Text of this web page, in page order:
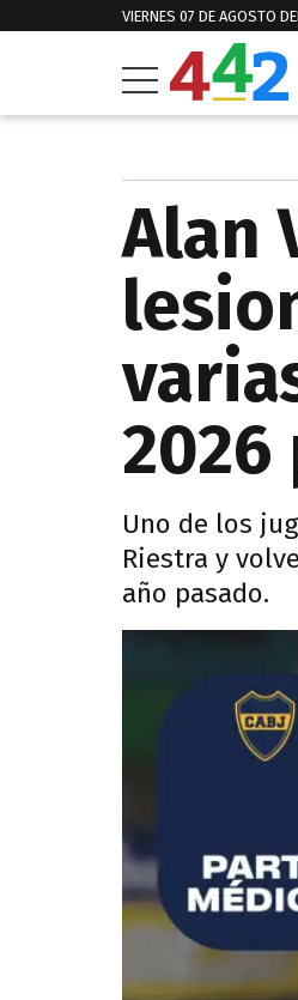
VIERNES 07 DE AGOSTO
Alan
2026
Uno de los
Riestra y
año pasado.